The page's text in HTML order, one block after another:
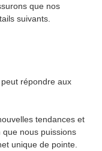
que nos
suivants.
répondre aux
tendances et
nous puissions
unique de pointe.